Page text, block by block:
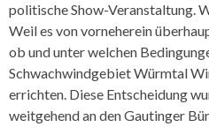
politische Show-Veranstaltung.
Weil es von vorneherein
ob und unter welchen
Schwachwindgebiet Würmtal
errichten. Diese Entscheidung
weitgehend an den Gautinger